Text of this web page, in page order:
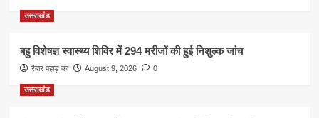
उत्तराखंड
बहु विशेषज्ञ स्वास्थ्य शिविर में 294 मरीजों की हुई निशुल्क जांच
रैबार पहाड़ का August 9, 2026 0
उत्तराखंड